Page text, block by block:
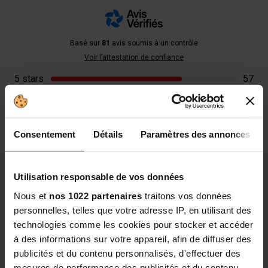
Consentement Détails Paramètres des annonces
Utilisation responsable de vos données
Nous et nos 1022 partenaires traitons vos données
personnelles, telles que votre adresse IP, en utilisant des
technologies comme les cookies pour stocker et accéder
à des informations sur votre appareil, afin de diffuser des
publicités et du contenu personnalisés, d'effectuer des
Basé sur 81 avis soumis à un contrôle
Voir l’attestation de confiance
5 stars
57
4 stars
14
3 stars
2 stars